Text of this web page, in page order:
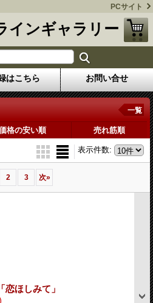
PCサイト
インギャラリー
はこちら お問い合せ
一覧
格の安い順 売れ筋順
表示件数:
2 3 次»
恋ほしみて」